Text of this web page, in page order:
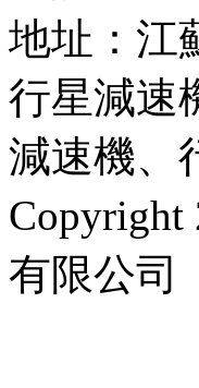
地址：江
行星減速
減速機、
有限公司